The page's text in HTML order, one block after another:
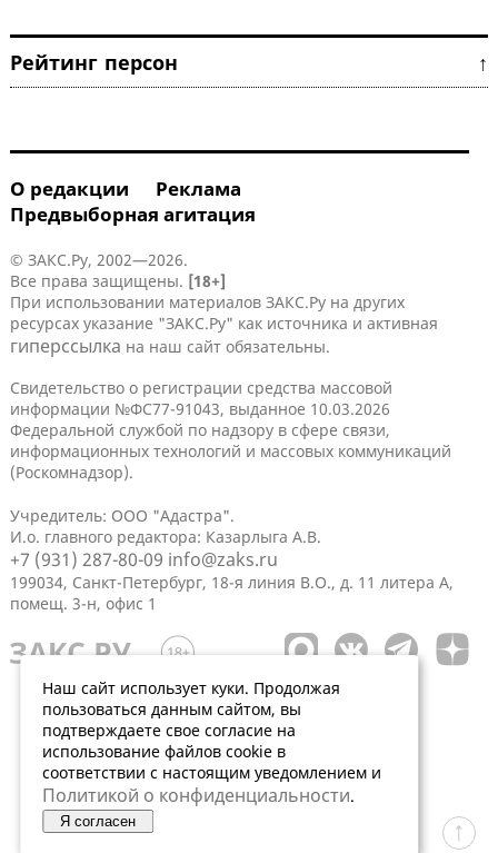
Рейтинг персон ↑
О редакции
Реклама
Предвыборная агитация
© ЗАКС.Ру, 2002—2026.
Все права защищены. [18+]
При использовании материалов ЗАКС.Ру на других
ресурсах указание "ЗАКС.Ру" как источника и активная
гиперссылка на наш сайт обязательны.
Свидетельство о регистрации средства массовой
информации №ФС77-91043, выданное 10.03.2026
Федеральной службой по надзору в сфере связи,
информационных технологий и массовых коммуникаций
(Роскомнадзор).
Учредитель: ООО "Адастра".
И.о. главного редактора: Казарлыга А.В.
+7 (931) 287-80-09 info@zaks.ru
199034, Санкт-Петербург, 18-я линия В.О., д. 11 литера А,
помещ. 3-н, офис 1
Наш сайт использует куки. Продолжая
пользоваться данным сайтом, вы
подтверждаете свое согласие на
использование файлов cookie в
соответствии с настоящим уведомлением и
Политикой о конфиденциальности.
Я согласен